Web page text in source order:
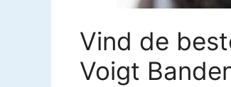
Vind de
Voigt